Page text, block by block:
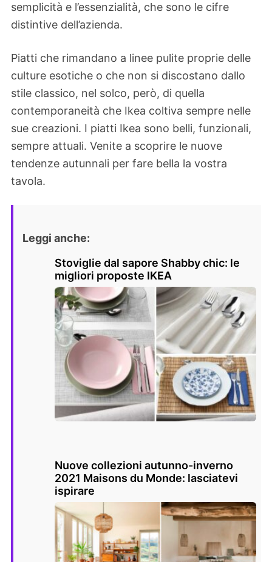
semplicità e l’essenzialità, che sono le cifre
distintive dell’azienda.
Piatti che rimandano a linee pulite proprie delle
culture esotiche o che non si discostano dallo
stile classico, nel solco, però, di quella
contemporaneità che Ikea coltiva sempre nelle
sue creazioni. I piatti Ikea sono belli, funzionali,
sempre attuali. Venite a scoprire le nuove
tendenze autunnali per fare bella la vostra
tavola.
Leggi anche:
Stoviglie dal sapore Shabby chic: le
migliori proposte IKEA
Nuove collezioni autunno-inverno
2021 Maisons du Monde: lasciatevi
ispirare